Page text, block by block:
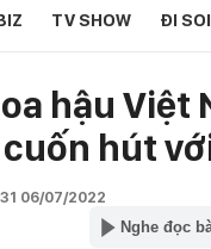
TV SHOW ĐI
hậu Việt
hút
06/07/2022
Nghe đọc